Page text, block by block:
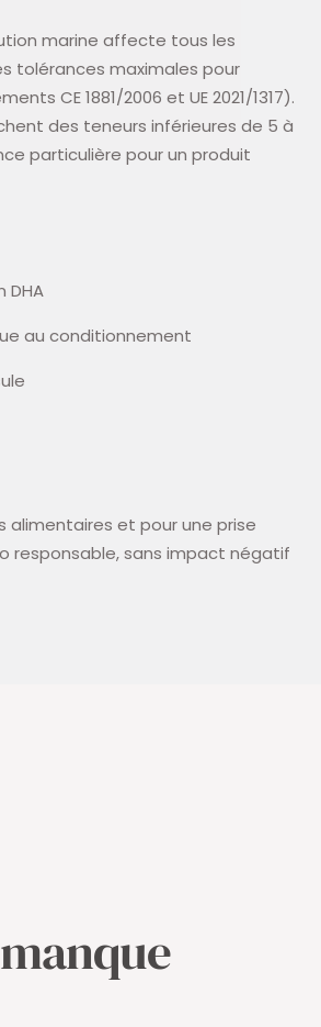
marine affecte tous les
tolérances maximales pour
CE 1881/2006 et UE 2021/1317).
des teneurs inférieures de 5 à
particulière pour un produit
DHA
au conditionnement
alimentaires et pour une prise
responsable, sans impact négatif